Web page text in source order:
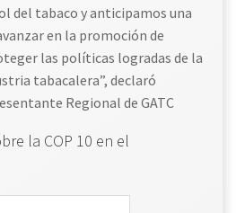
del tabaco y anticipamos una
en la promoción de
las políticas logradas de la
tabacalera”, declaró
Regional de GATC
la COP 10 en el